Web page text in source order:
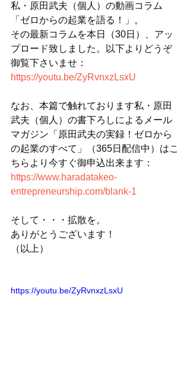
私・原田武夫（個人）の動画コラム
「ゼロからの起業を語る！」。
その最新コラムを本日（30日）、アッ
プロード致しました。以下よりどうぞ
御覧下さいませ：
https://youtu.be/ZyRvnxzLsxU
なお、本篇で触れております私・原田
武夫（個人）の書下ろしによるメール
マガジン「原田武夫の実録！ゼロから
の起業のすべて」（365日配信中）はこ
ちらより今すぐ御申込出来ます：
https://www.haradatakeo-
entrepreneurship.com/blank-1
そして・・・拡散を。
ありがとうございます！
（以上）
https://youtu.be/ZyRvnxzLsxU